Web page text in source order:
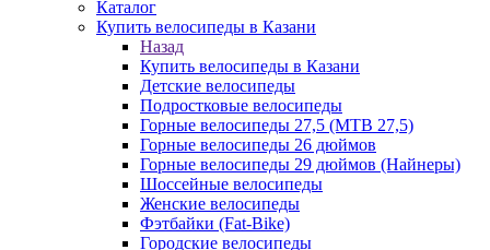
Каталог
Купить велосипеды в Казани
Назад
Купить велосипеды в Казани
Детские велосипеды
Подростковые велосипеды
Горные велосипеды 27,5 (MTB 27,5)
Горные велосипеды 26 дюймов
Горные велосипеды 29 дюймов (Найнеры)
Шоссейные велосипеды
Женские велосипеды
Фэтбайки (Fat-Bike)
Городские велосипеды